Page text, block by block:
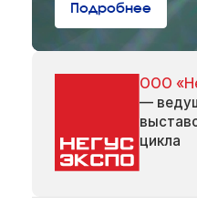
Подробнее
ООО
—
цикла